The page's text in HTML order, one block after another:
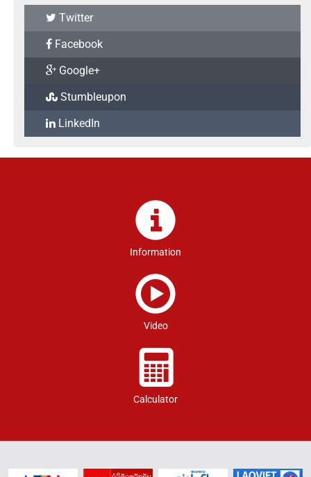
Twitter
Facebook
Google+
Stumbleupon
LinkedIn
Information
Video
Calculator